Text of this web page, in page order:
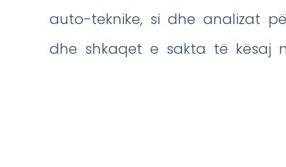
auto-teknike, si dhe analizat
dhe shkaqet e sakta të kësaj